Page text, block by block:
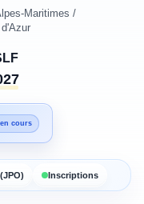
Maritimes /
cours
Inscriptions